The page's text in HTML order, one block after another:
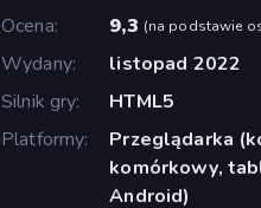
Ocena
9,3 (na podstawie
Wydany
listopad 2022
Silnik gry
HTML5
Platformy
Przeglądarka
komórkowy,
Android)